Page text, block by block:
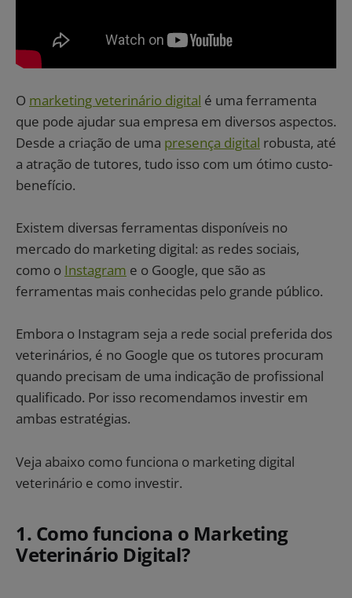
O marketing veterinário digital é uma ferramenta
que pode ajudar sua empresa em diversos aspectos.
Desde a criação de uma presença digital robusta, até
a atração de tutores, tudo isso com um ótimo custo-
benefício.
Existem diversas ferramentas disponíveis no
mercado do marketing digital: as redes sociais,
como o Instagram e o Google, que são as
ferramentas mais conhecidas pelo grande público.
Embora o Instagram seja a rede social preferida dos
veterinários, é no Google que os tutores procuram
quando precisam de uma indicação de profissional
qualificado. Por isso recomendamos investir em
ambas estratégias.
Veja abaixo como funciona o marketing digital
veterinário e como investir.
1. Como funciona o Marketing
Veterinário Digital?